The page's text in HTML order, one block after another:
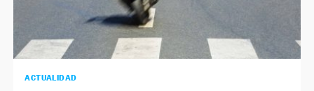
ACTUALIDAD